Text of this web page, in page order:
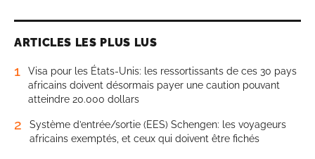
ARTICLES LES PLUS LUS
1
Visa pour les États-Unis: les ressortissants de ces 30 pays
africains doivent désormais payer une caution pouvant
atteindre 20.000 dollars
2
Système d’entrée/sortie (EES) Schengen: les voyageurs
africains exemptés, et ceux qui doivent être fichés